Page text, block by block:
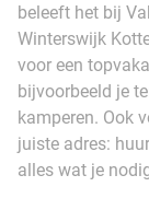
beleeft het bij
Winterswijk
voor een
bijvoorbeeld je
kamperen. Ook
juiste adres:
alles wat je